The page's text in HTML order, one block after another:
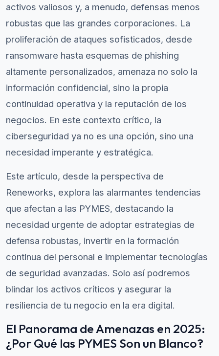
activos valiosos y, a menudo, defensas menos
robustas que las grandes corporaciones. La
proliferación de ataques sofisticados, desde
ransomware hasta esquemas de phishing
altamente personalizados, amenaza no solo la
información confidencial, sino la propia
continuidad operativa y la reputación de los
negocios. En este contexto crítico, la
ciberseguridad ya no es una opción, sino una
necesidad imperante y estratégica.
Este artículo, desde la perspectiva de
Reneworks, explora las alarmantes tendencias
que afectan a las PYMES, destacando la
necesidad urgente de adoptar estrategias de
defensa robustas, invertir en la formación
continua del personal e implementar tecnologías
de seguridad avanzadas. Solo así podremos
blindar los activos críticos y asegurar la
resiliencia de tu negocio en la era digital.
El Panorama de Amenazas en 2025:
¿Por Qué las PYMES Son un Blanco?